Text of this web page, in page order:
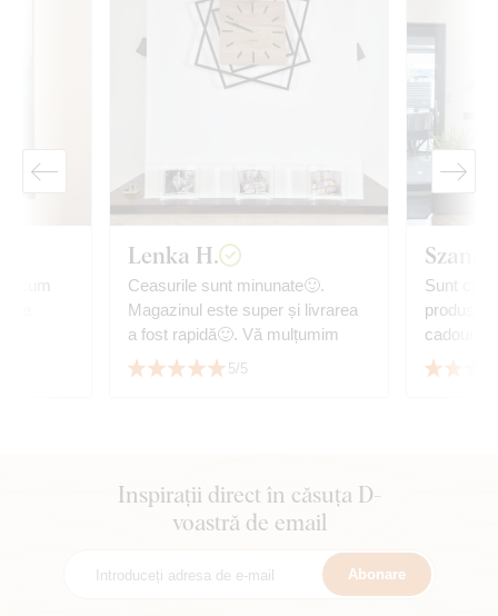
cum
Lenka H.
Ceasurile sunt minunate🙂.
Magazinul este super și livrarea
a fost rapidă🙂. Vă mulțumim
5/5
Sunt
produs. Îți mulțumesc pentru
Inspirații direct în căsuța D-
voastră de email
Abonare